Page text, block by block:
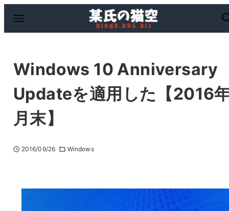
Windows 10 Anniversary
Updateを適用した【2016
月末】
2016/09/26 Windows